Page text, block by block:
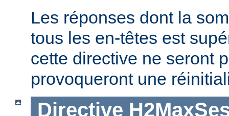
Les réponses dont la
tous les en-têtes est
cette directive ne seront
provoqueront une
Directive